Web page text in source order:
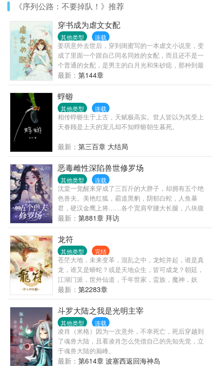
《序列公路：不要掉队！》推荐
穿书成为虐文女配
其他类型 连载
姜琪意外去世后，穿到闺蜜写的一本虐文小说里，变
成了里面一个跟自己同名同姓的女配，而且还不是一
个普通的女配，是男主的白月光和朱砂痣，那种到最
后必死的角色。而为了保证世界不会崩塌姜琪任务也
就只有两个：第一维护好人设并走完剧情。第二必须
确保男女主...
最新： 第144章
蜉蝣
其他类型 连载
相传蜉蝣生于上古，天赋极高实。世人皆以为其受上
天眷顾是上天的宠儿却不知蜉蝣朝生暮死。
最新： 第三百章 大结局
恶毒雌性深陷兽世修罗场
其他类型 连载
沈棠一觉醒来穿成了三百斤的大胖子，却拥有五个绝
色兽夫。美艳红狐，霸道黑豹，阴郁白蛇，人鱼暴
君，硬汉金鹰上将……各个宽肩窄腰大长腿，八块腹
肌堪比男模！原主又丑又懒遭人嫌，兽夫们避如蛇
蝎，她还妄图霸王硬上弓，穿越过来的沈棠成了这个
替罪羔羊。开局便是修罗场！面对兽夫冰冷、厌恶的
目光，沈棠吓得浑身发抖，一脚踹开眼前的男人，转
身就跑。离婚就离婚，本姑娘不伺候了！可就在这
时，她竟绑定了一个“变美系统”，要求她攻略这五位极
品兽夫！只要提升他们的好感度，就能获得丰厚的奖
励：祛痘膏、减肥丹、美容丹、诱惑体香……沈棠心
动了。不就是攻略男人吗？没吃过猪肉，还没见过猪
跑！她信心满满地查看五位兽夫的好感度，结果——
四个厌恶，一个黑化，个个恨不得将她除之而后快！
她只有一条小命，这该怎么攻略？可后来：万人嫌怎
么变成万人迷了？不是说好让她守活寡，你们偷偷爬
床干什么？
最新： 第881章 拜访
龙符
其他类型 完结
苍茫大地，未来变革，混乱之中，龙蛇并起，谁是真
龙，谁又是蟒蛇？或是天地众生，皆可成龙？朝廷，
江湖门派，世外仙道，千年世家，蛮族，魔神，妖
族，上古巫道，千百势力，相互纠缠，因缘际会。
最新： 第2283章
斗罗大陆之我是光明主宰
其他类型 连载
凌肖（米格）因为一次意外，不幸死亡，死后穿越到
了魂兽大陆，且看凌肖怎么凭借自己的先知先觉，立
于魂兽大陆的巅峰。
最新： 第614章 波塞西返回海神岛